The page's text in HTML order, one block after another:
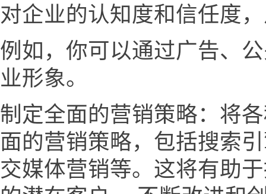
对企业的认知度和信任度
例如，你可以通过广告、
业形象。
制定全面的营销策略：将
面的营销策略，包括搜索
交媒体营销等。这将有助